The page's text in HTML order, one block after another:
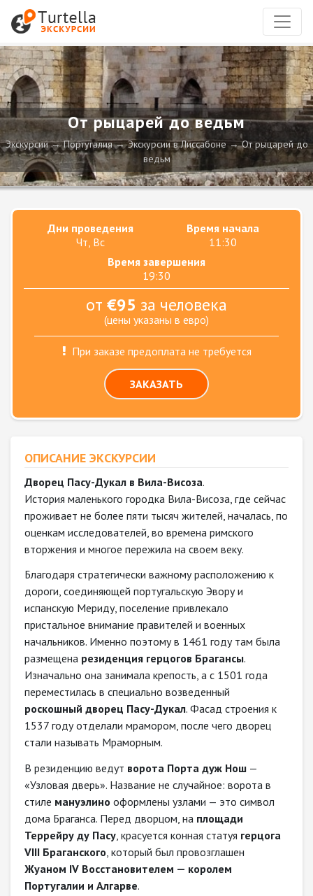
От рыцарей до ведьм
Экскурсии Португалия Экскурсии в Лиссабоне
От рыцарей до
ведьм
Дни проведения
Чт, Вс
Время начала
11:30
Время завершения
19:30
от €95 за человека
(цены указаны в евро)
При заказе предоплата не требуется
ЗАКАЗАТЬ
ОПИСАНИЕ ЭКСКУРСИИ
Дворец Пасу-Дукал в Вила-Висоза.
История маленького городка Вила-Висоза, где сейчас
проживает не более пяти тысяч жителей, началась, по
оценкам исследователей, во времена римского
вторжения и многое пережила на своем веку.
Благодаря стратегически важному расположению к
дороги, соединяющей португальскую Эвору и
испанскую Мериду, поселение привлекало
пристальное внимание правителей и военных
начальников. Именно поэтому в 1461 году там была
размещена резиденция герцогов Брагансы.
Изначально она занимала крепость, а с 1501 года
переместилась в специально возведенный
роскошный дворец Пасу-Дукал. Фасад строения к
1537 году отделали мрамором, после чего дворец
стали называть Мраморным.
В резиденцию ведут ворота Порта дуж Нош —
«Узловая дверь». Название не случайное: ворота в
стиле мануэлино оформлены узлами — это символ
дома Браганса. Перед дворцом, на площади
Террейру ду Пасу, красуется конная статуя герцога
VIII Браганского, который был провозглашен
Жуаном IV Восстановителем — королем
Португалии и Алгарве.